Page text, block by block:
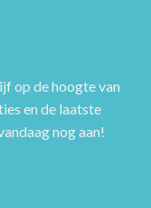
op de hoogte van
en de laatste
nog aan!